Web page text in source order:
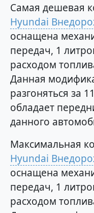
Самая дешевая
Hyundai
оснащена
передач, 1
расходом
Данная
разгоняться за
обладает
данного
Максимальная
Hyundai
оснащена
передач, 1
расходом